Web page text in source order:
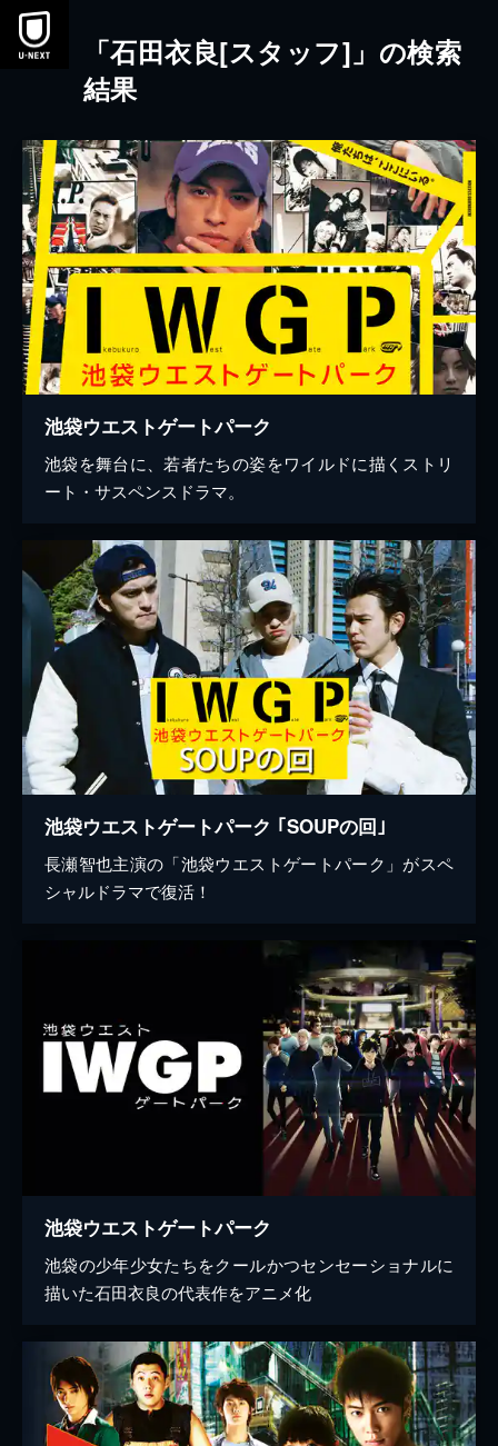
本文へスキップ
「石田衣良[スタッフ]」の検索
結果
池袋ウエストゲートパーク
池袋を舞台に、若者たちの姿をワイルドに描くストリ
ート・サスペンスドラマ。
池袋ウエストゲートパーク ｢SOUPの回｣
長瀬智也主演の「池袋ウエストゲートパーク」がスペ
シャルドラマで復活！
池袋ウエストゲートパーク
池袋の少年少女たちをクールかつセンセーショナルに
描いた石田衣良の代表作をアニメ化